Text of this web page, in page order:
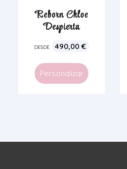
Reborn Chloe
Despierta
DESDE 490,00 €
Personalizar